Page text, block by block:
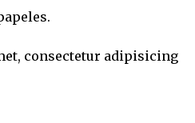
consectetur adipisicing